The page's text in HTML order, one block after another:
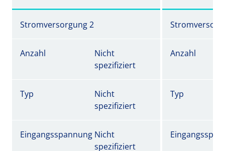
Stromversorgung 2
Anzahl
Nicht
spezifiziert
Anzahl
Typ
Nicht
spezifiziert
Typ
Eingangsspannung Nicht
spezifiziert